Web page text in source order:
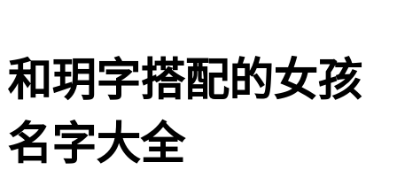
和玥字搭配的女孩
名字大全